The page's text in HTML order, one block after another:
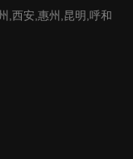
,西安,惠州,昆明,呼和